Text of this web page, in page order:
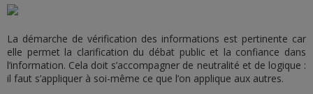
La démarche de vérification des informations est pertinente car
elle permet la clarification du débat public et la confiance dans
l’information. Cela doit s’accompagner de neutralité et de logique :
il faut s’appliquer à soi-même ce que l’on applique aux autres.